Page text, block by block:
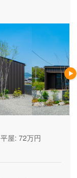
屋: 72万円